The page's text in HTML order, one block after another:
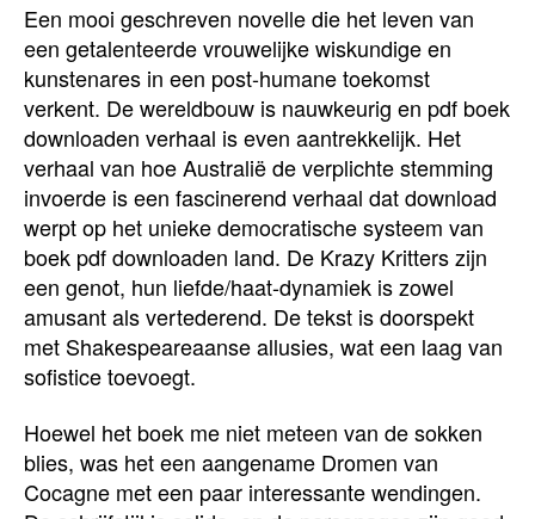
Een mooi geschreven novelle die het leven van
een getalenteerde vrouwelijke wiskundige en
kunstenares in een post-humane toekomst
verkent. De wereldbouw is nauwkeurig en pdf boek
downloaden verhaal is even aantrekkelijk. Het
verhaal van hoe Australië de verplichte stemming
invoerde is een fascinerend verhaal dat download
werpt op het unieke democratische systeem van
boek pdf downloaden land. De Krazy Kritters zijn
een genot, hun liefde/haat-dynamiek is zowel
amusant als vertederend. De tekst is doorspekt
met Shakespeareaanse allusies, wat een laag van
sofistice toevoegt.
Hoewel het boek me niet meteen van de sokken
blies, was het een aangename Dromen van
Cocagne met een paar interessante wendingen.